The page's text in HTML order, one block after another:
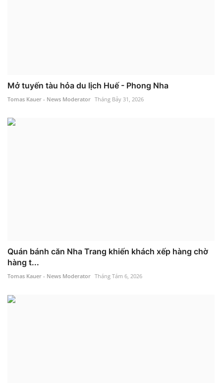
Mở tuyến tàu hỏa du lịch Huế - Phong Nha
Tomas Kauer - News Moderator Tháng Bảy 31, 2026
Quán bánh căn Nha Trang khiến khách xếp hàng chờ
hàng t...
Tomas Kauer - News Moderator Tháng Tám 6, 2026